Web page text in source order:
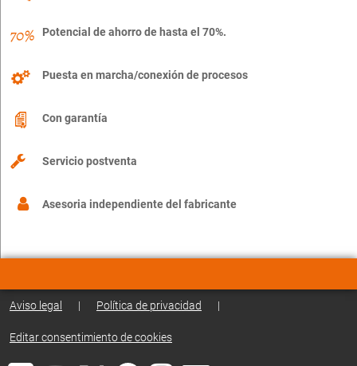
Potencial de ahorro de hasta el 70%.
Puesta en marcha/conexión de procesos
Con garantía
Servicio postventa
Asesoria independiente del fabricante
Aviso legal | Política de privacidad |
Editar consentimiento de cookies